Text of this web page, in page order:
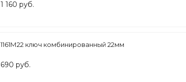
1 160 руб.
1161М22 ключ комбинированный 22мм
690 руб.